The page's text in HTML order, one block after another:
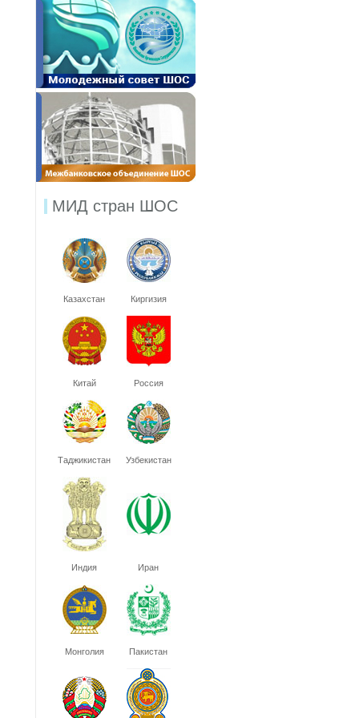
МИД стран ШОС
Казахстан Киргизия
Китай Россия
Таджикистан Узбекистан
Индия Иран
Монголия Пакистан